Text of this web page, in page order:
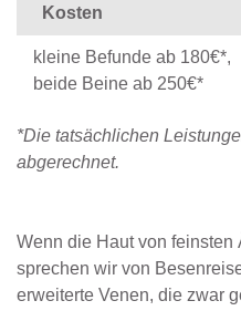
Kosten
kleine Befunde ab 180€*,
beide Beine ab 250€*
*Die tatsächlichen
abgerechnet.
Wenn die Haut von feinsten
sprechen wir von
erweiterte Venen, die zwar